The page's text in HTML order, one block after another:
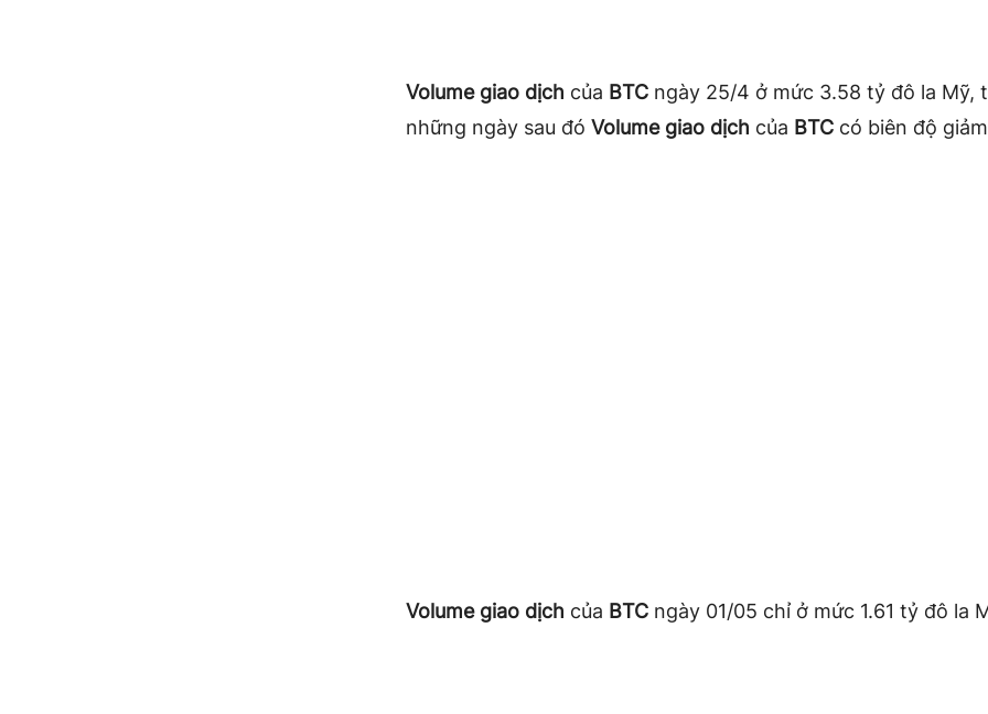
Volume giao dịch của BTC ngày 25/4 ở mức 3.58 tỷ đô la Mỹ,
những ngày sau đó Volume giao dịch của BTC có biên độ
Volume giao dịch của BTC ngày 01/05 chỉ ở mức 1.61 tỷ đô la